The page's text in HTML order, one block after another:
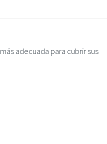
adecuada para cubrir sus